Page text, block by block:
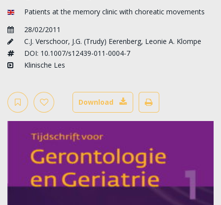
Patients at the memory clinic with choreatic movements
28/02/2011
C.J. Verschoor, J.G. (Trudy) Eerenberg, Leonie A. Klompe
DOI: 10.1007/s12439-011-0004-7
Klinische Les
Download